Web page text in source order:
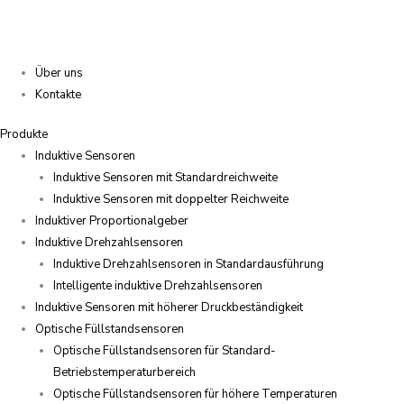
Über uns
Kontakte
Produkte
Induktive Sensoren
Induktive Sensoren mit Standardreichweite
Induktive Sensoren mit doppelter Reichweite
Induktiver Proportionalgeber
Induktive Drehzahlsensoren
Induktive Drehzahlsensoren in Standardausführung
Intelligente induktive Drehzahlsensoren
Induktive Sensoren mit höherer Druckbeständigkeit
Optische Füllstandsensoren
Optische Füllstandsensoren für Standard-
Betriebstemperaturbereich
Optische Füllstandsensoren für höhere Temperaturen